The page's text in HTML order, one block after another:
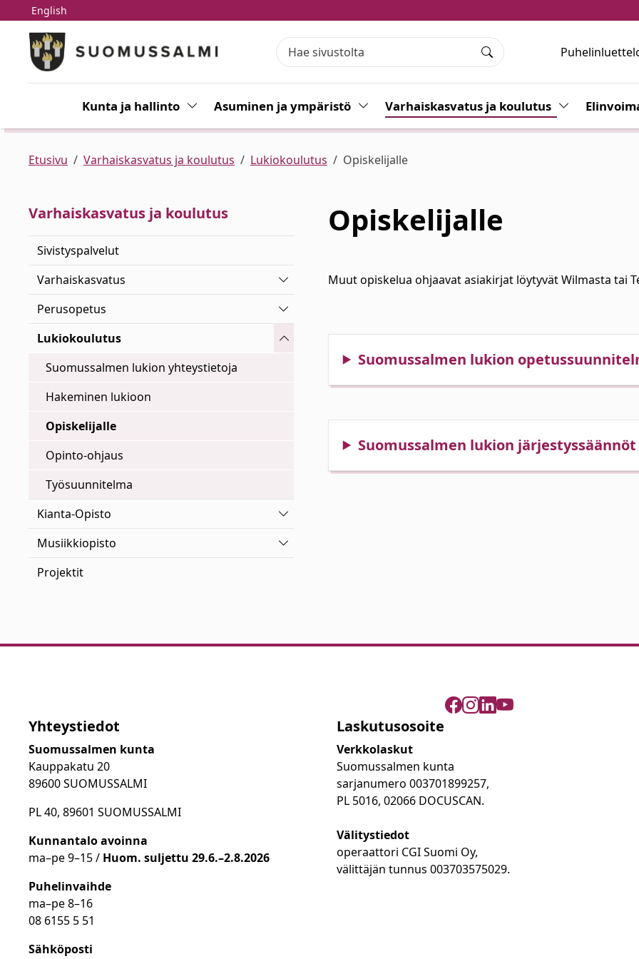
Siirry pääsisältöön
Siirry päävalikkoon
English
Haku
Kunta ja hallinto Vaihda alasvetovalikkoa
Asuminen ja ympäristö Vaihda alasvetovalikkoa
Varhaiskasvatus ja koulutus Vaihda
Etusivu Varhaiskasvatus ja koulutus Lukiokoulutus Opiskelijalle
Varhaiskasvatus ja koulutus
Sivistyspalvelut
Varhaiskasvatus
Vaihda alasvetovalikkoa
Perusopetus
Vaihda alasvetovalikkoa
Lukiokoulutus
Vaihda alasvetovalikkoa
Suomussalmen lukion yhteystietoja
Hakeminen lukioon
Opiskelijalle
Opinto-ohjaus
Työsuunnitelma
Kianta-Opisto
Vaihda alasvetovalikkoa
Musiikkiopisto
Vaihda alasvetovalikkoa
Projektit
Opiskelijalle
Muut opiskelua ohjaavat asiakirjat löytyvät Wilmasta tai
Suomussalmen lukion
Suomussalmen lukion järjestyssäännöt
Yhteystiedot
Suomussalmen kunta
Kauppakatu 20
89600 SUOMUSSALMI
PL 40, 89601 SUOMUSSALMI
Kunnantalo avoinna
ma–pe 9–15 / Huom. suljettu 29.6.–2.8.2026
Puhelinvaihde
ma–pe 8–16
08 6155 5 51
Sähköposti
Laskutusosoite
Verkkolaskut
Suomussalmen kunta
sarjanumero 003701899257,
PL 5016, 02066 DOCUSCAN.
Välitystiedot
operaattori CGI Suomi Oy,
välittäjän tunnus 003703575029.